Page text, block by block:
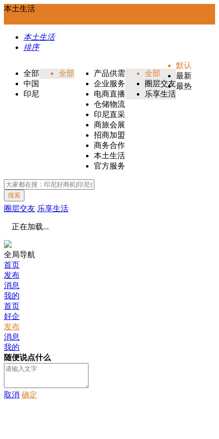
本土生活
本土生活
排序
全部
中国
印尼
全部
产品供需
企业服务
电商直播
仓储物流
印尼直采
商旅会展
招商加盟
商务合作
本土生活
官方服务
全部
圈层交友
乐享生活
默认
最新
最热
搜索
圈层交友 乐享生活
正在加载...
全局导航
首页
发布
消息
我的
首页
好企
发布
消息
我的
随便说点什么
取消 确定